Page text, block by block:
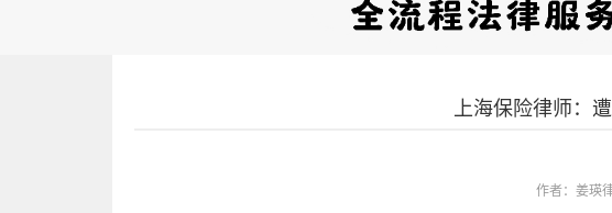
上海保险律师：
作者： 姜瑛